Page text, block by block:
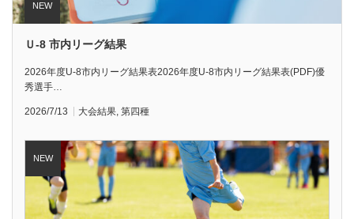
Ｕ-8 市内リーグ結果
2026年度U-8市内リーグ結果表2026年度U-8市内リーグ結果表(PDF)優
秀選手…
2026/7/13 大会結果, 第四種